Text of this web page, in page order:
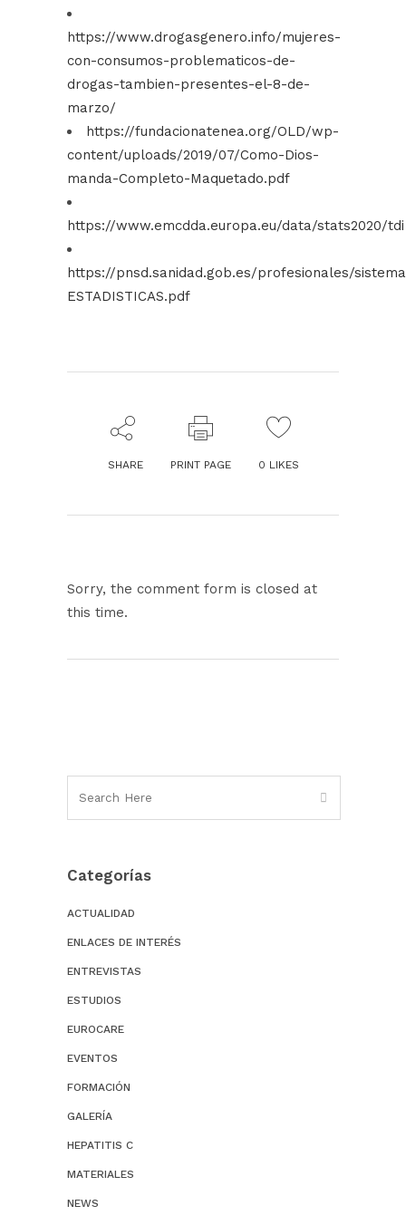
https://www.drogasgenero.info/mujeres-
con-consumos-problematicos-de-
drogas-tambien-presentes-el-8-de-
marzo/
https://fundacionatenea.org/OLD/wp-
content/uploads/2019/07/Como-Dios-
manda-Completo-Maquetado.pdf
https://www.emcdda.europa.eu/data/stats2020/tdi
https://pnsd.sanidad.gob.es/profesionales/
ESTADISTICAS.pdf
SHARE PRINT PAGE 0 LIKES
Sorry, the comment form is closed at
this time.
Categorías
ACTUALIDAD
ENLACES DE INTERÉS
ENTREVISTAS
ESTUDIOS
EUROCARE
EVENTOS
FORMACIÓN
GALERÍA
HEPATITIS C
MATERIALES
NEWS